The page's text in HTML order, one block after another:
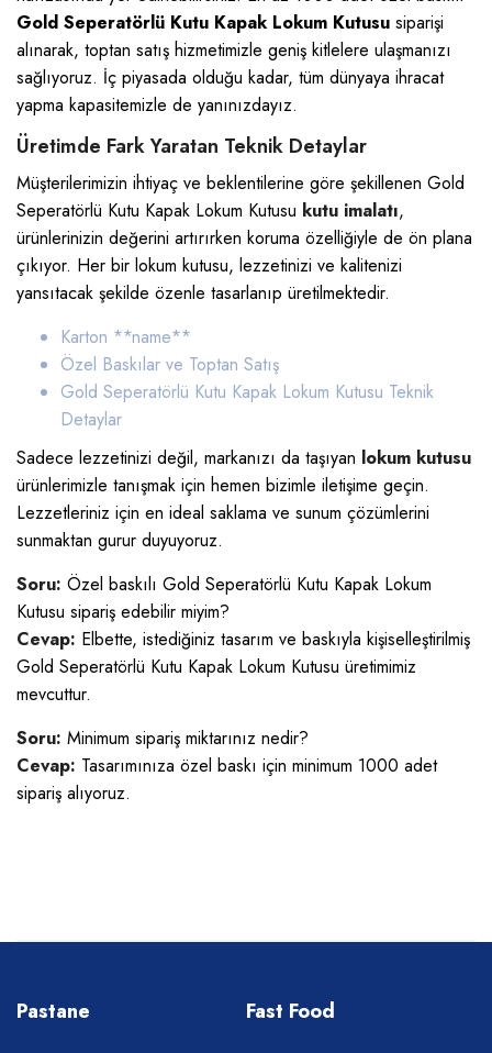
Gold Seperatörlü Kutu Kapak Lokum Kutusu siparişi
alınarak, toptan satış hizmetimizle geniş kitlelere ulaşmanızı
sağlıyoruz. İç piyasada olduğu kadar, tüm dünyaya ihracat
yapma kapasitemizle de yanınızdayız.
Üretimde Fark Yaratan Teknik Detaylar
Müşterilerimizin ihtiyaç ve beklentilerine göre şekillenen Gold
Seperatörlü Kutu Kapak Lokum Kutusu kutu imalatı,
ürünlerinizin değerini artırırken koruma özelliğiyle de ön plana
çıkıyor. Her bir lokum kutusu, lezzetinizi ve kalitenizi
yansıtacak şekilde özenle tasarlanıp üretilmektedir.
Karton **name**
Özel Baskılar ve Toptan Satış
Gold Seperatörlü Kutu Kapak Lokum Kutusu Teknik
Detaylar
Sadece lezzetinizi değil, markanızı da taşıyan lokum kutusu
ürünlerimizle tanışmak için hemen bizimle iletişime geçin.
Lezzetleriniz için en ideal saklama ve sunum çözümlerini
sunmaktan gurur duyuyoruz.
Soru: Özel baskılı Gold Seperatörlü Kutu Kapak Lokum
Kutusu sipariş edebilir miyim?
Cevap: Elbette, istediğiniz tasarım ve baskıyla kişiselleştirilmiş
Gold Seperatörlü Kutu Kapak Lokum Kutusu üretimimiz
mevcuttur.
Soru: Minimum sipariş miktarınız nedir?
Cevap: Tasarımınıza özel baskı için minimum 1000 adet
sipariş alıyoruz.
Pastane Fast Food